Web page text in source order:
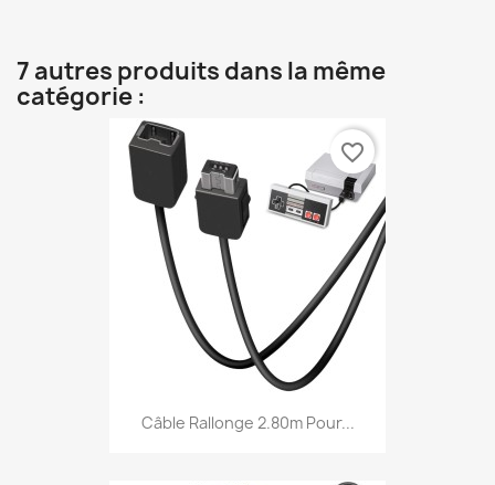
7 autres produits dans la même
catégorie :
Câble Rallonge 2.80m Pour...
favorite_border